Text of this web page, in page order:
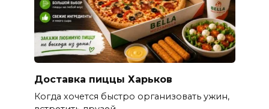
Доставка пиццы Харьков
Когда хочется быстро организовать ужин,